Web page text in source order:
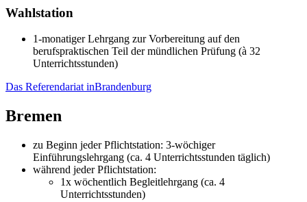
Wahlstation
1-monatiger Lehrgang zur Vorbereitung auf den
berufspraktischen Teil der mündlichen Prüfung (à 32
Unterrichtsstunden)
Das Referendariat inBrandenburg
Bremen
zu Beginn jeder Pflichtstation: 3-wöchiger
Einführungslehrgang (ca. 4 Unterrichtsstunden täglich)
während jeder Pflichtstation:
1x wöchentlich Begleitlehrgang (ca. 4
Unterrichtsstunden)